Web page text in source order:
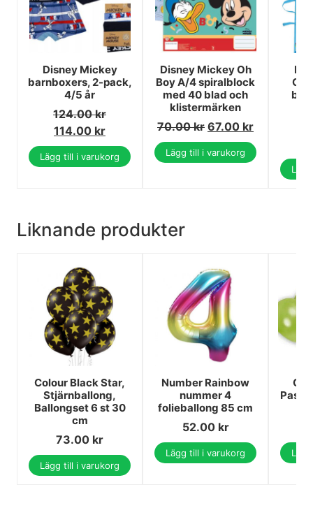
Disney Mickey
barnboxers, 2-pack,
4/5 år
124.00kr
114.00 kr
Lägg till i varukorg
Disney Mickey Oh
Boy A/4 spiralblock
med 40 blad och
klistermärken
70.00kr 67.00 kr
Lägg till i varukorg
Liknande produkter
Colour Black Star,
Stjärnballong,
Ballongset 6 st 30
cm
73.00 kr
Lägg till i varukorg
Number Rainbow
nummer 4
folieballong 85 cm
52.00 kr
Lägg till i varukorg